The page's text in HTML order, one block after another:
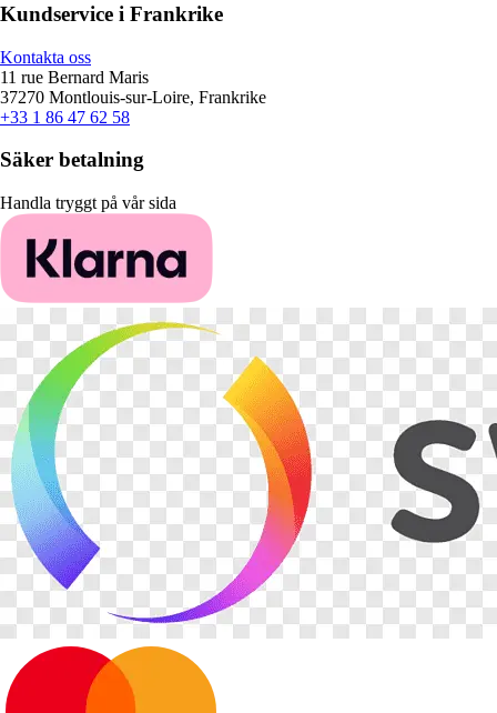
Kundservice i Frankrike
Kontakta oss
11 rue Bernard Maris
37270 Montlouis-sur-Loire, Frankrike
+33 1 86 47 62 58
Säker betalning
Handla tryggt på vår sida